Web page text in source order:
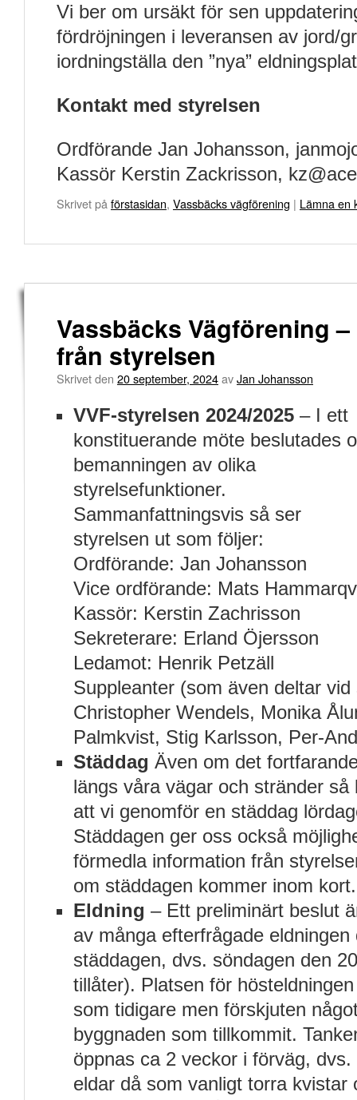
Vi ber om ursäkt för sen
fördröjningen i leveransen av jord/
iordningställa den ”nya”
Kontakt med styrelsen
Ordförande Jan Johansson,
Kassör Kerstin Zackrisson,
Skrivet på förstasidan, Vassbäcks vägförening | Lämna en
Vassbäcks Vägförening
från styrelsen
Skrivet den 20 september, 2024avJan Johansson
VVF-styrelsen 2024/2025 – I ett
konstituerande möte beslutades
bemanningen av olika
styrelsefunktioner.
Sammanfattningsvis så ser
styrelsen ut som följer:
Ordförande: Jan Johansson
Vice ordförande: Mats
Kassör: Kerstin Zachrisson
Sekreterare: Erland Öjersson
Ledamot: Henrik Petzäll
Suppleanter (som även deltar
Christopher Wendels, Monika
Palmkvist, Stig Karlsson, Per-
Städdag Även om det
längs våra vägar och stränder så
att vi genomför en städdag
Städdagen ger oss också
förmedla information från
om städdagen kommer inom kort.
Eldning – Ett preliminärt beslut
av många efterfrågade eldningen
städdagen, dvs. söndagen den
tillåter). Platsen för
som tidigare men förskjuten
byggnaden som tillkommit.
öppnas ca 2 veckor i förväg,
eldar då som vanligt torra kvistar